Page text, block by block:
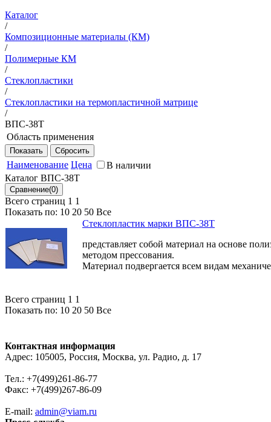
Каталог
/
Композиционные материалы (КМ)
/
Полимерные КМ
/
Стеклопластики
/
Стеклопластики на термопластичной матрице
/
ВПС-38Т
Область применения
Рекомендуется для изготовления деталей интерьера в
может эксплуатироваться в интервале температур от
Наименование Цена
В наличии
Каталог ВПС-38Т
Всего страниц 1 1
Показать по: 10 20 50 Все
Стеклопластик марки ВПС-38Т
представляет собой материал на основе
методом прессования.
Материал подвергается всем видам
Всего страниц 1 1
Показать по: 10 20 50 Все
Контактная информация
Адрес: 105005, Россия, Москва, ул. Радио, д. 17
Тел.: +7(499)261-86-77
Факс: +7(499)267-86-09
E-mail: admin@viam.ru